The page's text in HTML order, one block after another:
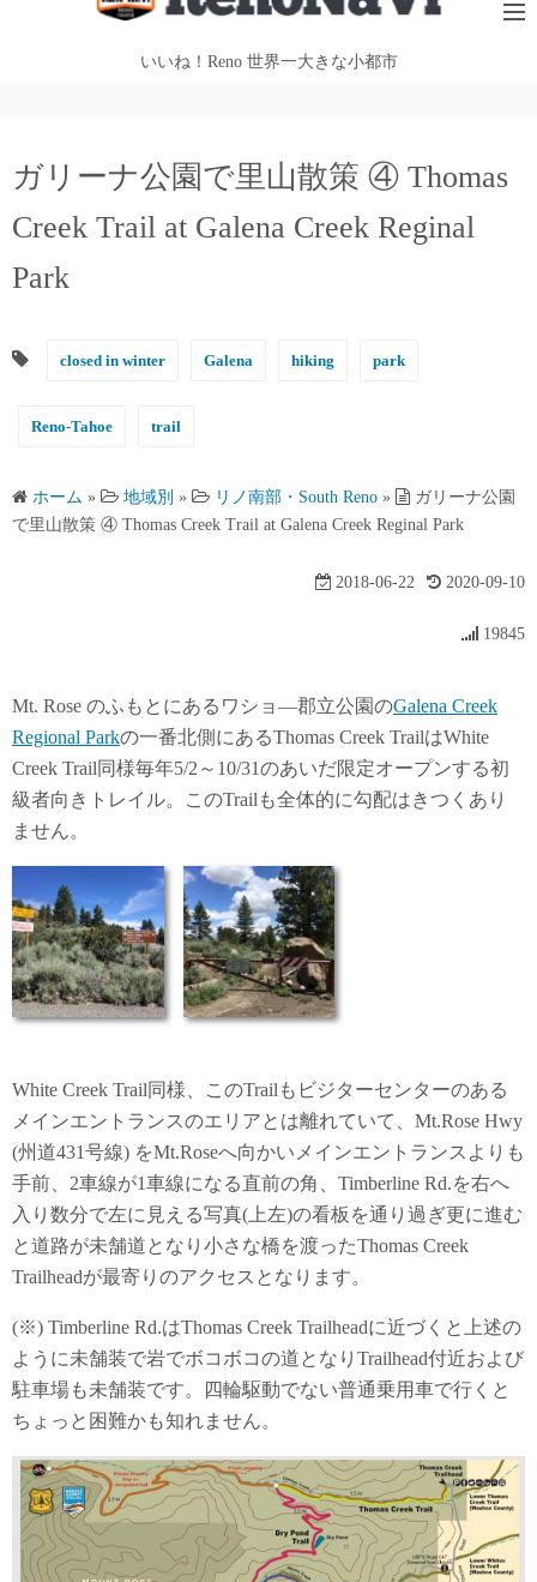
キ
プ
いいね！Reno 世界一大きな小都市
ガリーナ公園で里山散策 ④ Thomas
Creek Trail at Galena Creek Reginal
Park
closed in winter Galena hiking park
Reno-Tahoe trail
ホーム » 地域別 » リノ南部・South Reno »
ガリーナ公園
で里山散策 ④ Thomas Creek Trail at Galena Creek Reginal Park
2018-06-22 2020-09-10
19845
Mt. Rose のふもとにあるワショ―郡立公園のGalena Creek
Regional Parkの一番北側にあるThomas Creek TrailはWhite
Creek Trail同様毎年5/2～10/31のあいだ限定オープンする初
級者向きトレイル。このTrailも全体的に勾配はきつくあり
ません。
White Creek Trail同様、このTrailもビジターセンターのある
メインエントランスのエリアとは離れていて、Mt.Rose Hwy
(州道431号線) をMt.Roseへ向かいメインエントランスよりも
手前、2車線が1車線になる直前の角、Timberline Rd.を右へ
入り数分で左に見える写真(上左)の看板を通り過ぎ更に進む
と道路が未舗道となり小さな橋を渡ったThomas Creek
Trailheadが最寄りのアクセスとなります。
(※) Timberline Rd.はThomas Creek Trailheadに近づくと上述の
ように未舗装で岩でボコボコの道となりTrailhead付近および
駐車場も未舗装です。四輪駆動でない普通乗用車で行くと
ちょっと困難かも知れません。